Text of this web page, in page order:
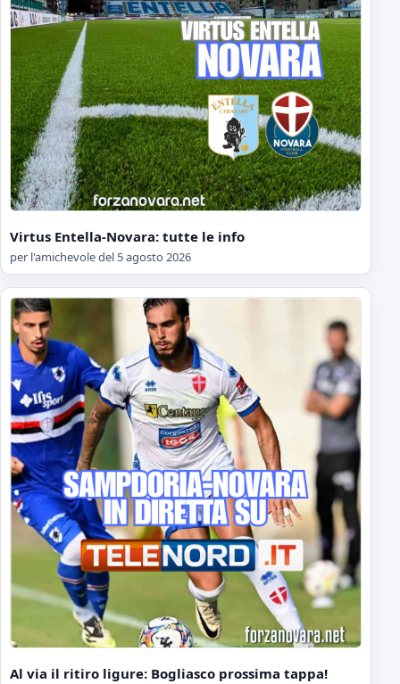
Virtus Entella-Novara: tutte le info
per l'amichevole del 5 agosto 2026
Al via il ritiro ligure: Bogliasco prossima tappa!